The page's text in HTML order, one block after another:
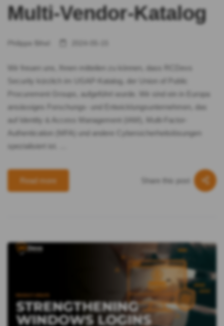
Multi-Vendor-Katalog
Wir freuen uns, Ihnen mitteilen zu können, dass RCDevs
Security kürzlich im UGAP-Katalog, der Union of Public
Procurement Groups, aufgeführt wurde. Wir sind ein in Europa
ansässiges Forschungs- und Entwicklungsunternehmen, das
auf Identity & Access Management (IAM), Multi-Factor-
Authentication (MFA) und andere Cybersicherheitslösungen
spezialisiert ist. …
Read more Share this post